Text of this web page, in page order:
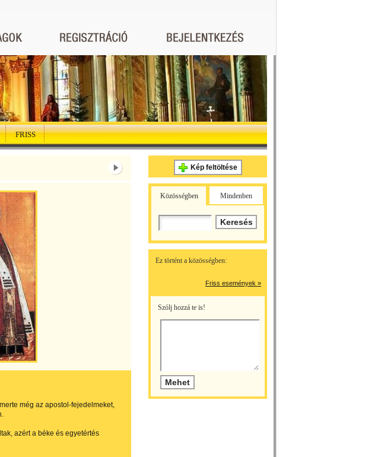
FRISS
még az apostol-fejedelmeket,
azért a béke és egyetértés
Kép feltöltése
Közösségben Mindenben
Ez történt a közösségben:
Friss események »
Szólj hozzá te is!